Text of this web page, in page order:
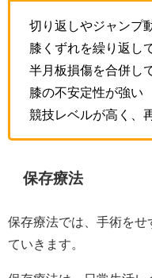
切り返しやジャンプ
膝くずれを繰り返し
半月板損傷を合併し
膝の不安定性が強い
競技レベルが高く、
保存療法
保存療法では、手術を
ていきます。